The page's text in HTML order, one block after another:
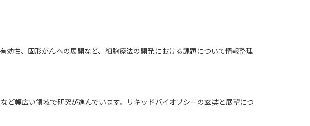
性、固形がんへの展開など、細胞療法の開発における課題について情報整理
幅広い領域で研究が進んでいます。リキッドバイオプシーの玄奘と展望につ